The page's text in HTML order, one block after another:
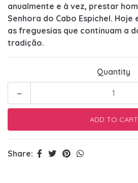
anualmente e à vez, prestar
Senhora do Cabo Espichel. Hoje
as freguesias que continuam a
tradição.
Quantity
-
Share: